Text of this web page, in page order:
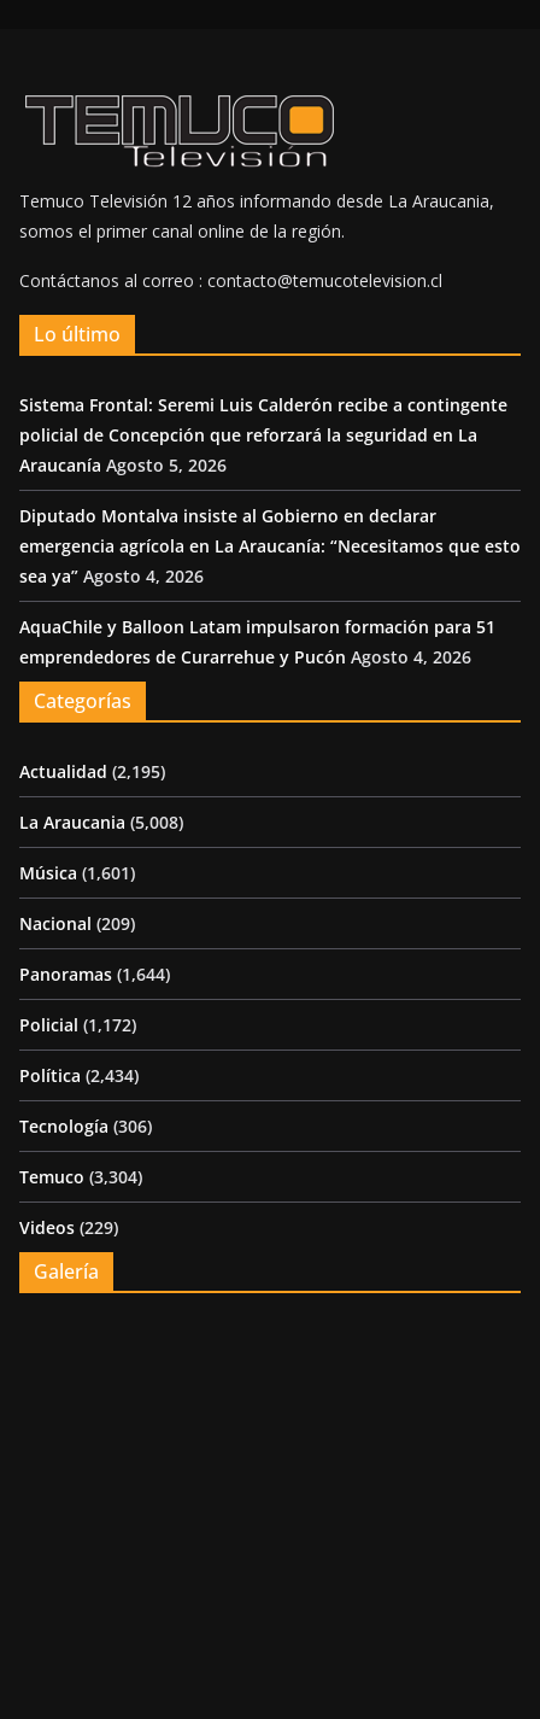
Temuco Televisión 12 años informando desde La Araucania,
somos el primer canal online de la región.
Contáctanos al correo : contacto@temucotelevision.cl
Lo último
Sistema Frontal: Seremi Luis Calderón recibe a contingente
policial de Concepción que reforzará la seguridad en La
Araucanía Agosto 5, 2026
Diputado Montalva insiste al Gobierno en declarar
emergencia agrícola en La Araucanía: “Necesitamos que esto
sea ya” Agosto 4, 2026
AquaChile y Balloon Latam impulsaron formación para 51
emprendedores de Curarrehue y Pucón Agosto 4, 2026
Categorías
Actualidad (2,195)
La Araucania (5,008)
Música (1,601)
Nacional (209)
Panoramas (1,644)
Policial (1,172)
Política (2,434)
Tecnología (306)
Temuco (3,304)
Videos (229)
Galería